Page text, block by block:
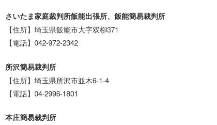
さいたま家庭裁判所飯能出張所、飯能簡易裁判所
【住所】埼玉県飯能市大字双柳371
【電話】042-972-2342
所沢簡易裁判所
【住所】埼玉県所沢市並木6-1-4
【電話】04-2996-1801
本庄簡易裁判所